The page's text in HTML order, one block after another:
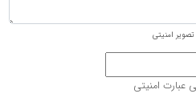
عبارت امنیتی